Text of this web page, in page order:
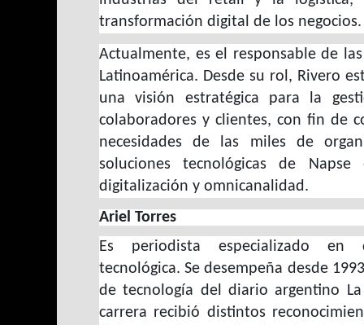
transformación digital de los negocios.
Actualmente, es el responsable de
Latinoamérica. Desde su rol, Rivero
una visión estratégica para la
colaboradores y clientes, con fin de
necesidades de las miles de
soluciones tecnológicas de
digitalización y omnicanalidad.
Ariel Torres
Es periodista especializado en
tecnológica. Se desempeña desde
de tecnología del diario argentino
carrera recibió distintos